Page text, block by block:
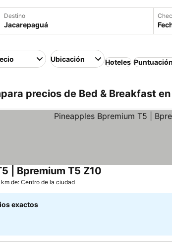
Destino
Ubicación Hoteles
precios de Bed & Breakfast
| Bpremium T5 Z10
de: Centro de la ciudad
exactos